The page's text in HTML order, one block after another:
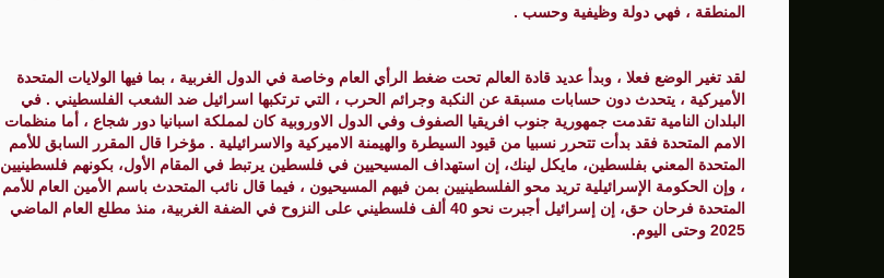
المنطقة ، فهي دولة وظيفية وحسب .
لقد تغير الوضع فعلا ، وبدأ عديد قادة العالم تحت ضغط الرأي العام وخاصة في الدول الغربية ، بما فيها الولايات المتحدة
الأميركية ، يتحدث دون حسابات مسبقة عن النكبة وجرائم الحرب ، التي ترتكبها اسرائيل ضد الشعب الفلسطيني . في
البلدان النامية تقدمت جمهورية جنوب افريقيا الصفوف وفي الدول الاوروبية كان لمملكة اسبانيا دور شجاع ، أما منظمات
الامم المتحدة فقد بدأت تتحرر نسبيا من قيود السيطرة والهيمنة الاميركية والاسرائيلية . مؤخرا قال المقرر السابق للأمم
المتحدة المعني بفلسطين، مايكل لينك، إن استهداف المسيحيين في فلسطين يرتبط في المقام الأول، بكونهم فلسطينيين
، وإن الحكومة الإسرائيلية تريد محو الفلسطينيين بمن فيهم المسيحيون ، فيما قال نائب المتحدث باسم الأمين العام للأمم
المتحدة فرحان حق، إن إسرائيل أجبرت نحو 40 ألف فلسطيني على النزوح في الضفة الغربية، منذ مطلع العام الماضي
2025 وحتى اليوم.